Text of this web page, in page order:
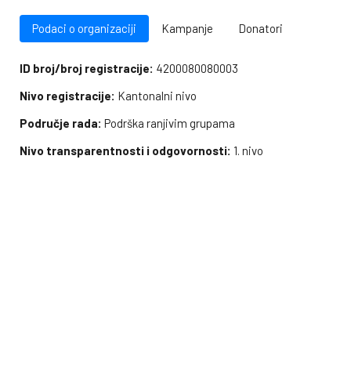
Podaci o organizaciji Kampanje Donatori
ID broj/broj registracije: 4200080080003
Nivo registracije: Kantonalni nivo
Područje rada: Podrška ranjivim grupama
Nivo transparentnosti i odgovornosti: 1. nivo